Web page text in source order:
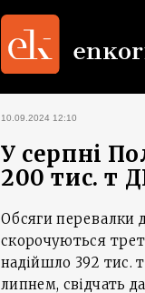
10.09.2024 12:10
У серпні
200 тис. т
Обсяги перевалки
скорочуються
надійшло 392 тис.
липнем, свідчать